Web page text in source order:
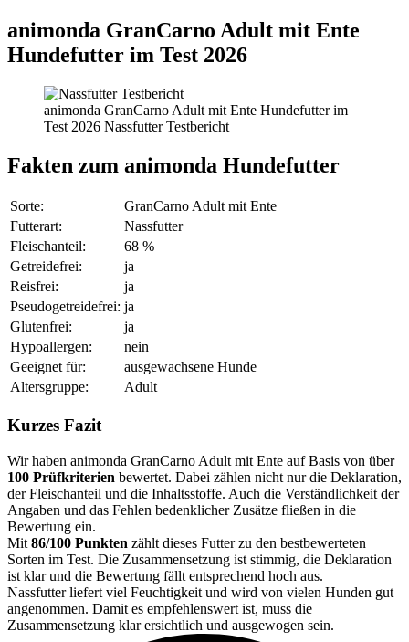
animonda GranCarno Adult mit Ente
Hundefutter im Test 2026
animonda GranCarno Adult mit Ente Hundefutter im
Test 2026 Nassfutter Testbericht
Fakten zum animonda Hundefutter
Sorte:
GranCarno Adult mit Ente
Futterart:
Nassfutter
Fleischanteil:
68 %
Getreidefrei:
ja
Reisfrei:
ja
Pseudogetreidefrei: ja
Glutenfrei:
ja
Hypoallergen:
nein
Geeignet für:
ausgewachsene Hunde
Altersgruppe:
Adult
Kurzes Fazit
Wir haben animonda GranCarno Adult mit Ente auf Basis von über
100 Prüfkriterien bewertet. Dabei zählen nicht nur die Deklaration,
der Fleischanteil und die Inhaltsstoffe. Auch die Verständlichkeit der
Angaben und das Fehlen bedenklicher Zusätze fließen in die
Bewertung ein.
Mit 86/100 Punkten zählt dieses Futter zu den bestbewerteten
Sorten im Test. Die Zusammensetzung ist stimmig, die Deklaration
ist klar und die Bewertung fällt entsprechend hoch aus.
Nassfutter liefert viel Feuchtigkeit und wird von vielen Hunden gut
angenommen. Damit es empfehlenswert ist, muss die
Zusammensetzung klar ersichtlich und ausgewogen sein.